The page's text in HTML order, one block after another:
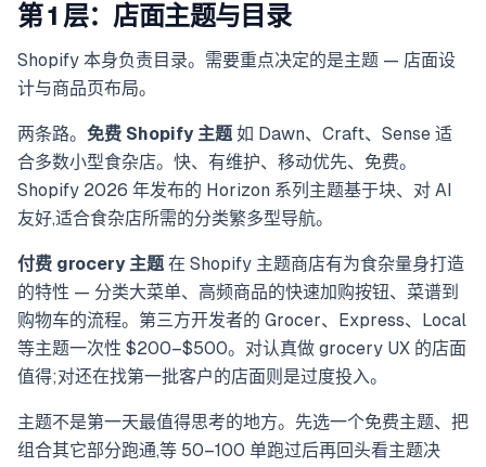
第 1 层：店面主题与目录
Shopify 本身负责目录。需要重点决定的是主题 — 店面设
计与商品页布局。
两条路。 免费 Shopify 主题如 Dawn、Craft、Sense 适
合多数小型食杂店。快、有维护、移动优先、免费。
Shopify 2026 年发布的 Horizon 系列主题基于块、对 AI
友好,适合食杂店所需的分类繁多型导航。
付费 grocery 主题在 Shopify 主题商店有为食杂量身打造
的特性 — 分类大菜单、高频商品的快速加购按钮、菜谱到
购物车的流程。第三方开发者的 Grocer、Express、Local
等主题一次性 $200–$500。对认真做 grocery UX 的店面
值得;对还在找第一批客户的店面则是过度投入。
主题不是第一天最值得思考的地方。先选一个免费主题、把
组合其它部分跑通,等 50–100 单跑过后再回头看主题决